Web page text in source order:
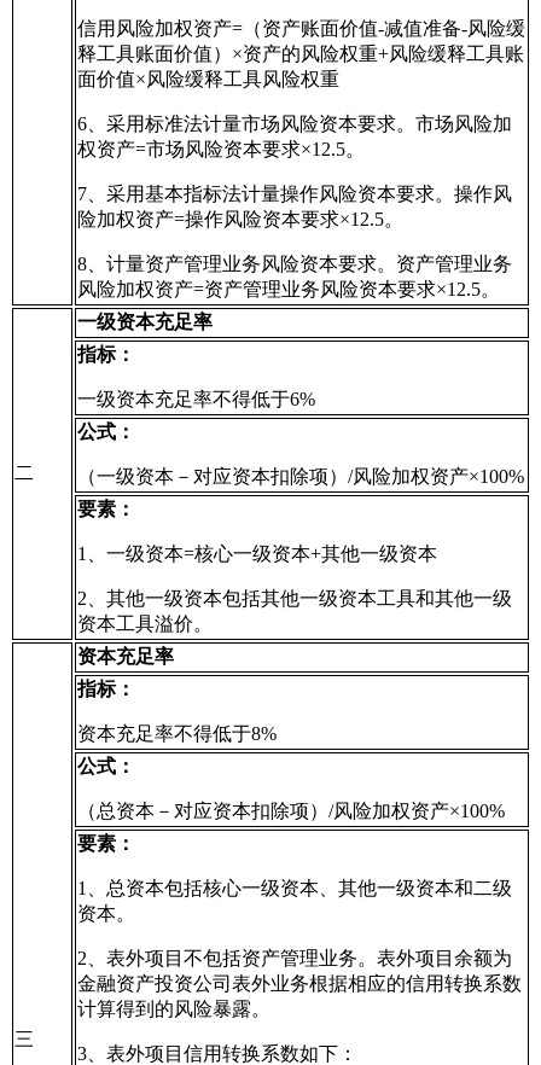
信用风险加权资产=（资产账面价值-减值准备-风险缓
释工具账面价值）×资产的风险权重+风险缓释工具账
面价值×风险缓释工具风险权重
6、采用标准法计量市场风险资本要求。市场风险加
权资产=市场风险资本要求×12.5。
7、采用基本指标法计量操作风险资本要求。操作风
险加权资产=操作风险资本要求×12.5。
8、计量资产管理业务风险资本要求。资产管理业务
风险加权资产=资产管理业务风险资本要求×12.5。
二
一级资本充足率
指标：
一级资本充足率不得低于6%
公式：
（一级资本－对应资本扣除项）/风险加权资产×100%
要素：
1、一级资本=核心一级资本+其他一级资本
2、其他一级资本包括其他一级资本工具和其他一级
资本工具溢价。
三
资本充足率
指标：
资本充足率不得低于8%
公式：
（总资本－对应资本扣除项）/风险加权资产×100%
要素：
1、总资本包括核心一级资本、其他一级资本和二级
资本。
2、表外项目不包括资产管理业务。表外项目余额为
金融资产投资公司表外业务根据相应的信用转换系数
计算得到的风险暴露。
3、表外项目信用转换系数如下：